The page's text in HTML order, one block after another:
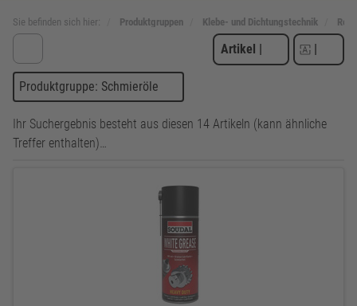
Sie befinden sich hier: Produktgruppen Klebe- und Dichtungstechnik
Artikel | |
Produktgruppe: Schmieröle
Ihr Suchergebnis besteht aus diesen 14 Artikeln (kann ähnliche
Treffer enthalten)…